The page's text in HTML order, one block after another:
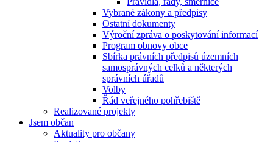
Vybrané zákony a předpisy
Ostatní dokumenty
Výroční zpráva o poskytování informací
Program obnovy obce
Sbírka právních předpisů územních
samosprávných celků a některých
správních úřadů
Volby
Řád veřejného pohřebiště
Realizované projekty
Jsem občan
Aktuality pro občany